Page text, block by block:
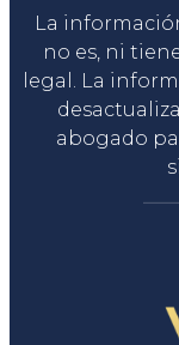
La
no es, ni
legal. La
abogado